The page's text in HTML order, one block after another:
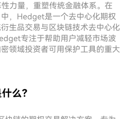
性力量，重塑传统金融体系。在
，Hedget是一个去中心化期权
生品交易与区块链技术去中心化
专注于帮助用户减轻市场波
领域投资者可用保护工具的重大
么？